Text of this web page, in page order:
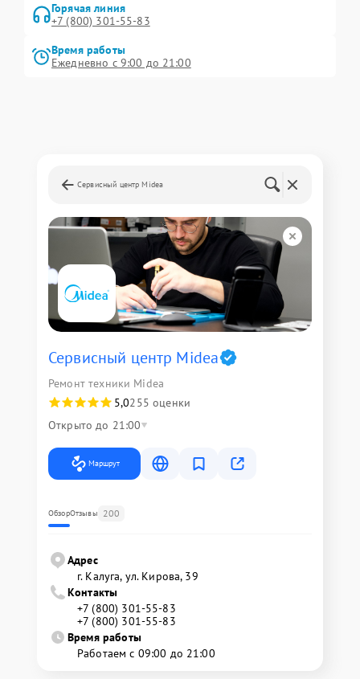
Горячая линия
+7 (800) 301-55-83
Время работы
Ежедневно с 9:00 до 21:00
Сервисный центр Midea
Сервисный центр Midea
Ремонт техники Midea
5,0255 оценки
Открыто до 21:00
Маршрут
ОбзорОтзывы 200
Адрес
г. Калуга, ул. Кирова, 39
Контакты
+7 (800) 301-55-83
+7 (800) 301-55-83
Время работы
Работаем с 09:00 до 21:00